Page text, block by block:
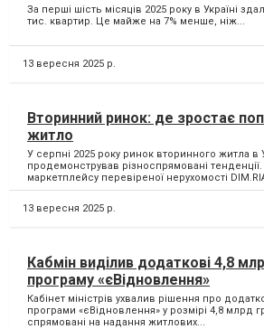
За перші шість місяців 2025 року в Україні
тис. квартир. Це майже на 7% менше, ніж...
13 вересня 2025 р.
Вторинний ринок: де зростає
житло
У серпні 2025 року ринок вторинного житла в
продемонстрував різноспрямовані
маркетплейсу перевіреної нерухомості
13 вересня 2025 р.
Кабмін виділив додаткові 4,8
програму «єВідновлення»
Кабінет міністрів ухвалив рішення про
програми «єВідновлення» у розмірі 4,8 млрд
спрямовані на надання житлових...